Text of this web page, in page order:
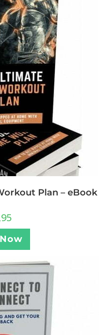
Plan – eBook